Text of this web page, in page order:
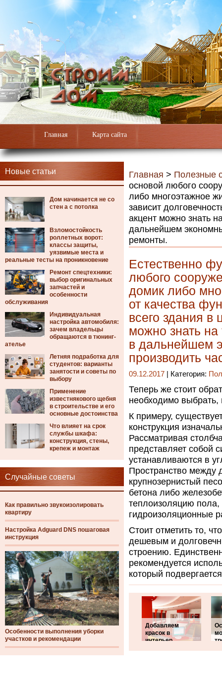
Главная Карта сайта
Новые статьи
Дом начинается не со
стен а с потолка
Взломостойкость
роллетных ворот:
классы защиты,
уязвимые места и
реальные тесты на проникновение
Ремонт спецтехники:
выбор оригинальных
запчастей и
особенности
обслуживания
Индивидуальная
настройка автомобиля:
зачем владельцы
обращаются в тюнинг-
ателье
Летняя подработка для
студентов: варианты
занятости и советы по
выбору
Применение
известнякового щебня
в строительстве и его
основные достоинства
Что влияет на срок
службы шкафа:
конструкция, стены,
крепеж и монтаж
Случайные советы
Как правильно звукоизолировать
квартиру
Настройка Adguard DNS пошаговая
инструкция
Особенности выполнения уборки
участков и рекомендации
Главная > Полезные
основой любого
либо многоэтажное
зависит
акцент можно знать
дальнейшем
ремонты.
Естественно
любого
домик либо
от качества
всего здания
можно знать на
в дальнейшем
производить
09.12.2017 | Категория:
Теперь же стоит
необходимо выбрать,
К примеру,
конструкция
Рассматривая
представляет собой
устанавливаются в
Пространство между
крупнозернистый
бетона либо
теплоизоляцию пола,
гидроизоляционные
Стоит отметить то,
дешевым и
строению.
рекомендуется
который
Добавляем
красок в
интерьер